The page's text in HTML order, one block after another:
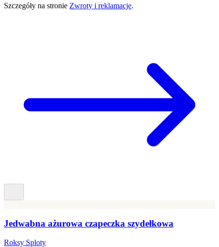
Szczegóły na stronie Zwroty i reklamacje.
Jedwabna ażurowa czapeczka szydełkowa
Roksy Sploty